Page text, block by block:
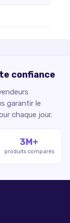
confiance
garantir le
chaque jour.
3M+
produits comparés